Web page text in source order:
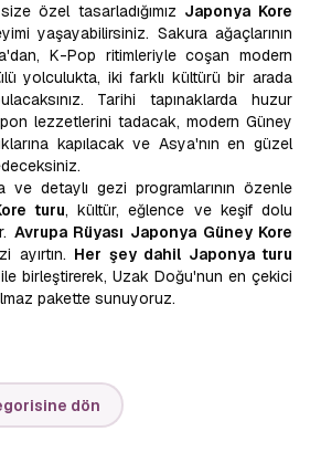
özel tasarladığımız Japonya Kore
yaşayabilirsiniz. Sakura ağaçlarının
K-Pop ritimleriyle coşan modern
yolculukta, iki farklı kültürü bir arada
Tarihi tapınaklarda huzur
lezzetlerini tadacak, modern Güney
kapılacak ve Asya'nın en güzel
ve detaylı gezi programlarının özenle
turu, kültür, eğlence ve keşif dolu
Avrupa Rüyası Japonya Güney Kore
ayırtın. Her şey dahil Japonya turu
birleştirerek, Uzak Doğu'nun en çekici
pakette sunuyoruz.
dön